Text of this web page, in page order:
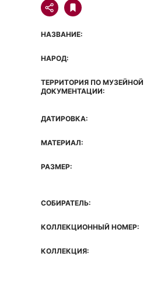
НАЗВАНИЕ:
НАРОД:
ТЕРРИТОРИЯ ПО МУЗЕЙНОЙ
ДОКУМЕНТАЦИИ:
ДАТИРОВКА:
МАТЕРИАЛ:
РАЗМЕР:
СОБИРАТЕЛЬ:
КОЛЛЕКЦИОННЫЙ НОМЕР:
КОЛЛЕКЦИЯ: